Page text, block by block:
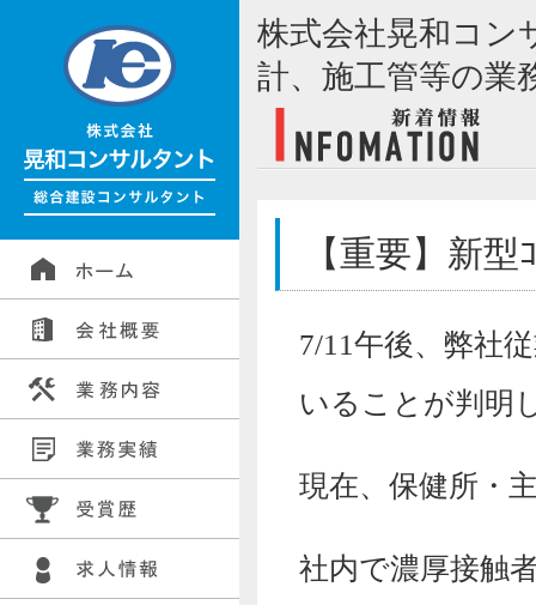
株式会社晃和コン
計、施工管等の業
【重要】新
7/11午後、弊社
いることが判明
現在、保健所・
社内で濃厚接触